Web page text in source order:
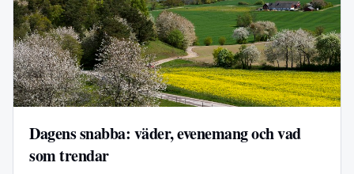
Dagens snabba: väder, evenemang och vad
som trendar